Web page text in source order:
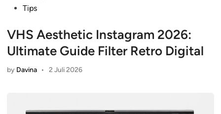
Tips
VHS Aesthetic Instagram 2026:
Ultimate Guide Filter Retro Digital
by Davina • 2 Juli 2026